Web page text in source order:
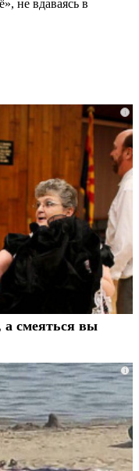
не вдаваясь в
i
а смеяться вы
i